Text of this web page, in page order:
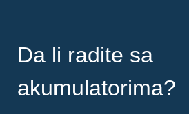
Da li radite sa
akumulatorima?